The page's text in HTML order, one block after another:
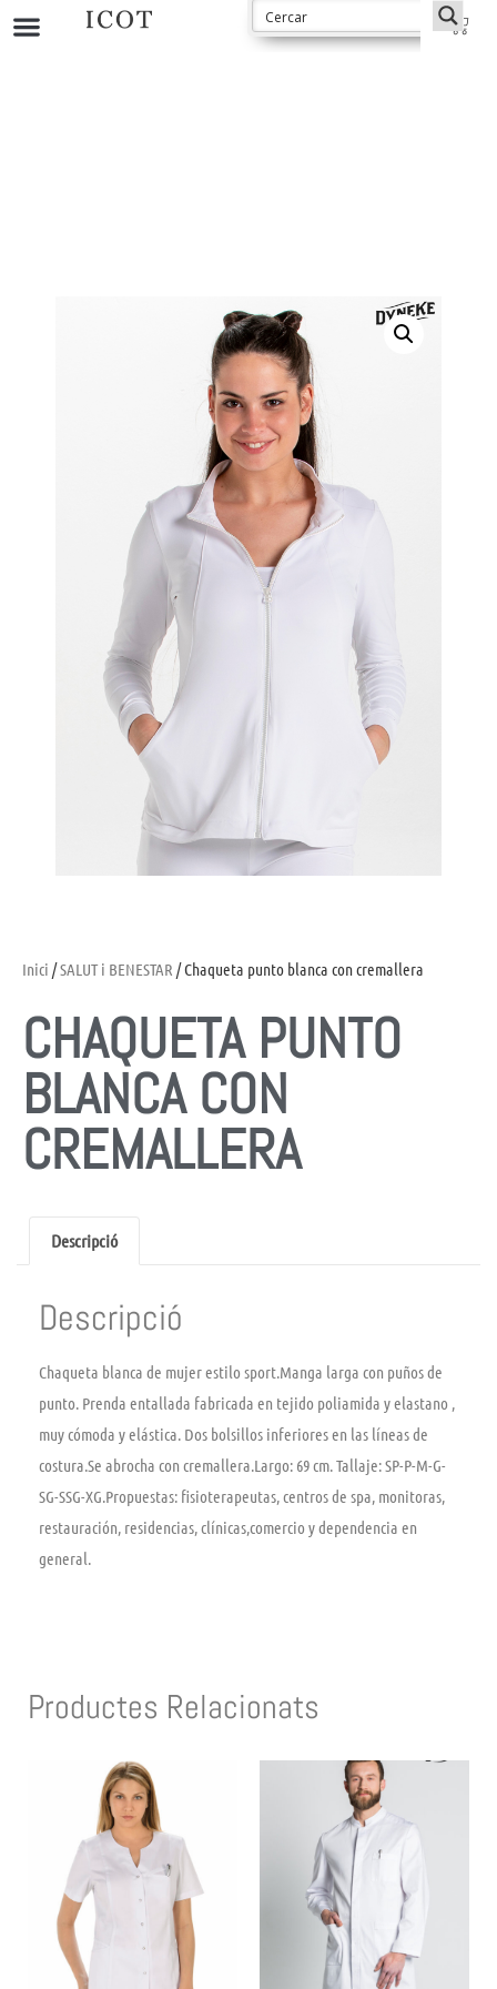
Inici /SALUT i BENESTAR / Chaqueta punto blanca con cremallera
CHAQUETA PUNTO
BLANCA CON
CREMALLERA
Descripció
Descripció
Chaqueta blanca de mujer estilo sport.Manga larga con puños de
punto. Prenda entallada fabricada en tejido poliamida y elastano ,
muy cómoda y elástica. Dos bolsillos inferiores en las líneas de
costura.Se abrocha con cremallera.Largo: 69 cm. Tallaje: SP-P-M-G-
SG-SSG-XG.Propuestas: fisioterapeutas, centros de spa, monitoras,
restauración, residencias, clínicas,comercio y dependencia en
general.
Productes Relacionats